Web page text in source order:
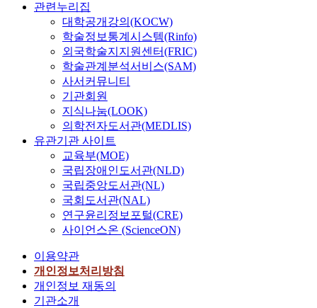
관련누리집
대학공개강의(KOCW)
학술정보통계시스템(Rinfo)
외국학술지지원센터(FRIC)
학술관계분석서비스(SAM)
사서커뮤니티
기관회원
지식나눔(LOOK)
의학전자도서관(MEDLIS)
유관기관 사이트
교육부(MOE)
국립장애인도서관(NLD)
국립중앙도서관(NL)
국회도서관(NAL)
연구윤리정보포털(CRE)
사이언스온 (ScienceON)
이용약관
개인정보처리방침
개인정보 재동의
기관소개